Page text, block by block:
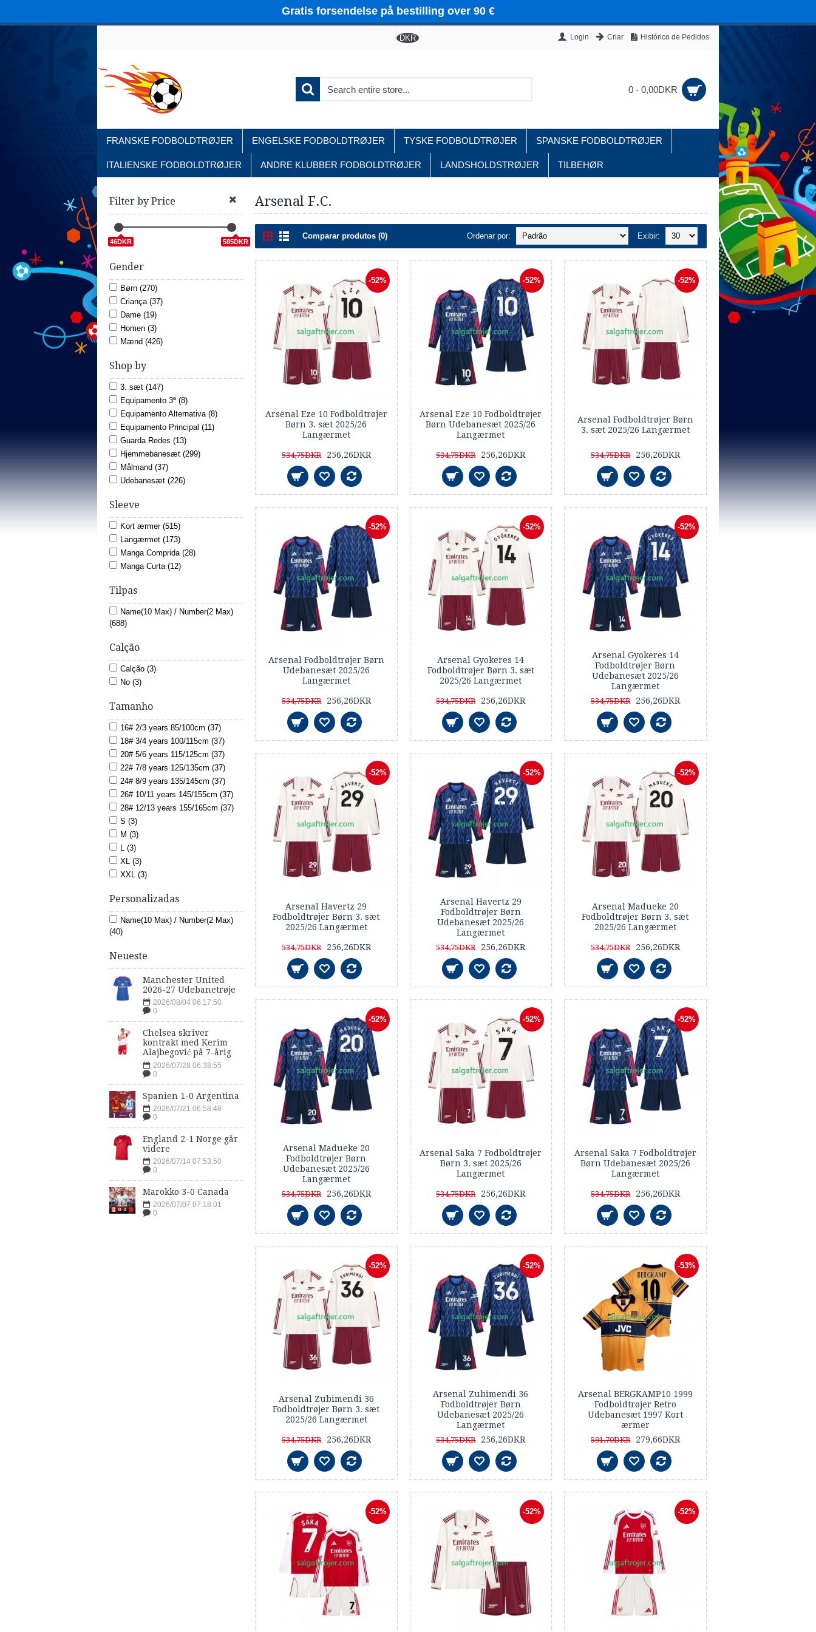
Gratis forsendelse på bestilling over 90 €
DKR Login Criar Histórico de Pedidos
0 - 0,00DKR
FRANSKE FODBOLDTRØJER ENGELSKE FODBOLDTRØJER TYSKE FODBOLDTRØJER SPANSKE FODBOLDTRØJER
ITALIENSKE FODBOLDTRØJER ANDRE KLUBBER FODBOLDTRØJER LANDSHOLDSTRØJER TILBEHØR
Home Engelske fodboldtrøjer Arsenal F.C.
Filter by Price
46DKR 585DKR
Gender
Børn (270)
Criança (37)
Dame (19)
Homen (3)
Mænd (426)
Shop by
3. sæt (147)
Equipamento 3ª (8)
Equipamento Alternativa (8)
Equipamento Principal (11)
Guarda Redes (13)
Hjemmebanesæt (299)
Målmand (37)
Udebanesæt (226)
Sleeve
Kort ærmer (515)
Langærmet (173)
Manga Comprida (28)
Manga Curta (12)
Tilpas
Name(10 Max) / Number(2 Max)
(688)
Calção
Calção (3)
No (3)
Tamanho
16# 2/3 years 85/100cm (37)
18# 3/4 years 100/115cm (37)
20# 5/6 years 115/125cm (37)
22# 7/8 years 125/135cm (37)
24# 8/9 years 135/145cm (37)
26# 10/11 years 145/155cm (37)
28# 12/13 years 155/165cm (37)
S (3)
M (3)
L (3)
XL (3)
XXL (3)
Personalizadas
Name(10 Max) / Number(2 Max)
(40)
Neueste
Manchester United
2026-27 Udebanetrøje
2026/08/04 06:17:50
0
Chelsea skriver
kontrakt med Kerim
Alajbegović på 7-årig
2026/07/28 06:38:55
0
Spanien 1-0 Argentina
2026/07/21 06:58:48
0
England 2-1 Norge går
videre
2026/07/14 07:53:50
0
Marokko 3-0 Canada
2026/07/07 07:18:01
0
Arsenal F.C.
Comparar produtos (0) Exibir:
Ordenar por:
-52%
Arsenal Eze 10 Fodboldtrøjer
Børn 3. sæt 2025/26
Langærmet
534,75DKR 256,26DKR
-52%
Arsenal Eze 10 Fodboldtrøjer
Børn Udebanesæt 2025/26
Langærmet
534,75DKR 256,26DKR
-52%
Arsenal Fodboldtrøjer Børn
3. sæt 2025/26 Langærmet
534,75DKR 256,26DKR
-52%
Arsenal Fodboldtrøjer Børn
Udebanesæt 2025/26
Langærmet
534,75DKR 256,26DKR
-52%
Arsenal Gyokeres 14
Fodboldtrøjer Børn 3. sæt
2025/26 Langærmet
534,75DKR 256,26DKR
-52%
Arsenal Gyokeres 14
Fodboldtrøjer Børn
Udebanesæt 2025/26
Langærmet
534,75DKR 256,26DKR
-52%
Arsenal Havertz 29
Fodboldtrøjer Børn 3. sæt
2025/26 Langærmet
534,75DKR 256,26DKR
-52%
Arsenal Havertz 29
Fodboldtrøjer Børn
Udebanesæt 2025/26
Langærmet
534,75DKR 256,26DKR
-52%
Arsenal Madueke 20
Fodboldtrøjer Børn 3. sæt
2025/26 Langærmet
534,75DKR 256,26DKR
-52%
Arsenal Madueke 20
Fodboldtrøjer Børn
Udebanesæt 2025/26
Langærmet
534,75DKR 256,26DKR
-52%
Arsenal Saka 7 Fodboldtrøjer
Børn 3. sæt 2025/26
Langærmet
534,75DKR 256,26DKR
-52%
Arsenal Saka 7 Fodboldtrøjer
Børn Udebanesæt 2025/26
Langærmet
534,75DKR 256,26DKR
-52%
Arsenal Zubimendi 36
Fodboldtrøjer Børn 3. sæt
2025/26 Langærmet
534,75DKR 256,26DKR
-52%
Arsenal Zubimendi 36
Fodboldtrøjer Børn
Udebanesæt 2025/26
Langærmet
534,75DKR 256,26DKR
-53%
Arsenal BERGKAMP10 1999
Fodboldtrøjer Retro
Udebanesæt 1997 Kort
ærmer
591,70DKR 279,66DKR
-52% -52% -52%